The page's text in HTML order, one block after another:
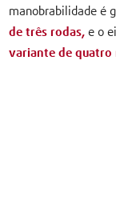
manobrabilidade é
de três rodas, e o
variante de quatro